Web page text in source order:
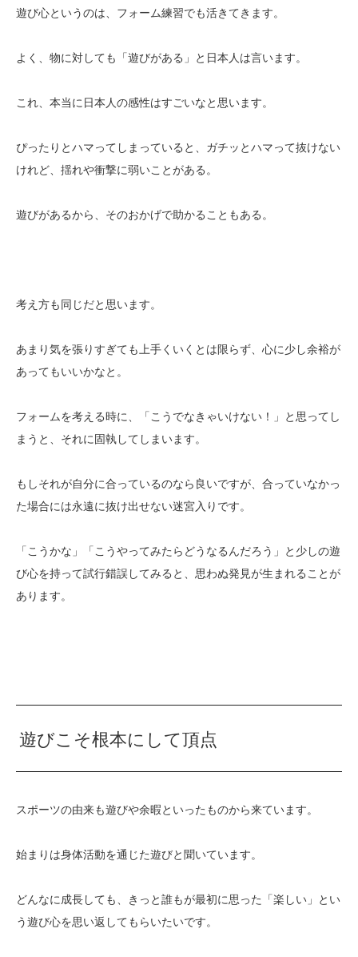
遊び心というのは、フォーム練習でも活きてきます。
よく、物に対しても「遊びがある」と日本人は言います。
これ、本当に日本人の感性はすごいなと思います。
ぴったりとハマってしまっていると、ガチッとハマって抜けない
けれど、揺れや衝撃に弱いことがある。
遊びがあるから、そのおかげで助かることもある。
考え方も同じだと思います。
あまり気を張りすぎても上手くいくとは限らず、心に少し余裕が
あってもいいかなと。
フォームを考える時に、「こうでなきゃいけない！」と思ってし
まうと、それに固執してしまいます。
もしそれが自分に合っているのなら良いですが、合っていなかっ
た場合には永遠に抜け出せない迷宮入りです。
「こうかな」「こうやってみたらどうなるんだろう」と少しの遊
び心を持って試行錯誤してみると、思わぬ発見が生まれることが
あります。
遊びこそ根本にして頂点
スポーツの由来も遊びや余暇といったものから来ています。
始まりは身体活動を通じた遊びと聞いています。
どんなに成長しても、きっと誰もが最初に思った「楽しい」とい
う遊び心を思い返してもらいたいです。